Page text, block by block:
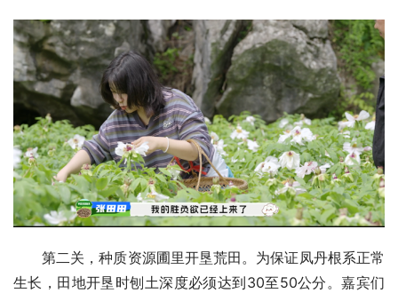
第二关，种质资源圃里开垦荒田。为保证凤丹根系正常
生长，田地开垦时刨土深度必须达到30至50公分。嘉宾们